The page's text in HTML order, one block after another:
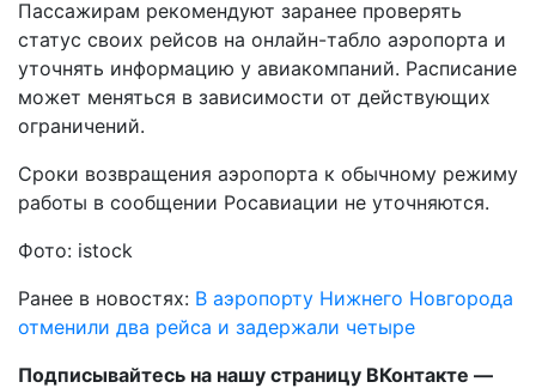
Пассажирам рекомендуют заранее проверять
статус своих рейсов на онлайн-табло аэропорта и
уточнять информацию у авиакомпаний. Расписание
может меняться в зависимости от действующих
ограничений.
Сроки возвращения аэропорта к обычному режиму
работы в сообщении Росавиации не уточняются.
Фото: istock
Ранее в новостях: В аэропорту Нижнего Новгорода
отменили два рейса и задержали четыре
Подписывайтесь на нашу страницу ВКонтакте —